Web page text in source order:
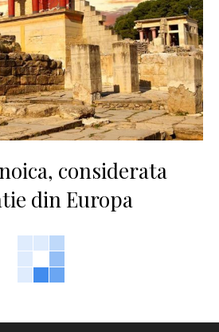
considerata
din Europa